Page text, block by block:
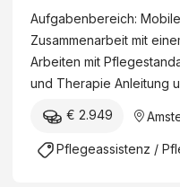
Aufgabenbereich:
Zusammenarbeit mit
Arbeiten mit
und Therapie Anleitung
€ 2.949
Pflegeassistenz /